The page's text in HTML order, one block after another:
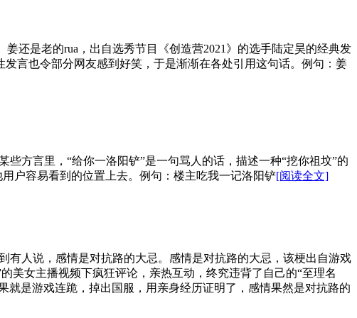
还是老的rua，出自选秀节目《创造营2021》的选手陆定昊的经典发
言也令部分网友感到好笑，于是渐渐在各处引用这句话。例句：姜
方言里，“给你一洛阳铲”是一句骂人的话，描述一种“挖你祖坟”的
户容易看到的位置上去。例句：楼主吃我一记洛阳铲[阅读全文]
人说，感情是对抗路的大忌。感情是对抗路的大忌，该梗出自游戏
美女主播视频下疯狂评论，亲热互动，终究违背了自己的“至理名
就是游戏连跪，掉出国服，用亲身经历证明了，感情果然是对抗路的